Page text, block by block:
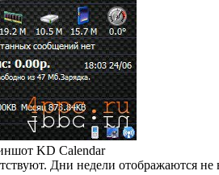
KD Calendar
Дни недели отображаются не